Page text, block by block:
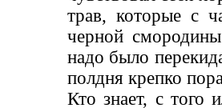
трав, которые с
черной
надо было
полдня крепко
Кто знает, с того